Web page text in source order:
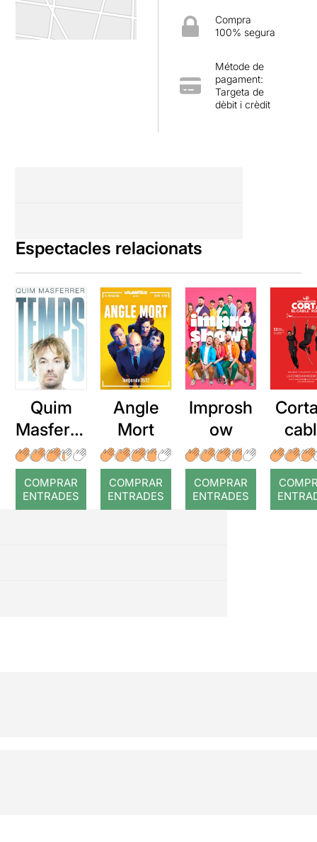
Compra
100% segura
Métode de
pagament:
Targeta de
dèbit i crèdit
Espectacles relacionats
Quim
Masferre
r: Temps
COMPRAR
ENTRADES
Angle
Mort
COMPRAR
ENTRADES
Improsh
ow
COMPRAR
ENTRADES